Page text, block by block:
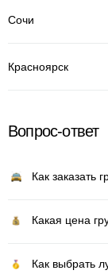
Сочи
Красноярск
Вопрос-ответ
Как заказать
Какая цена
Как выбрать